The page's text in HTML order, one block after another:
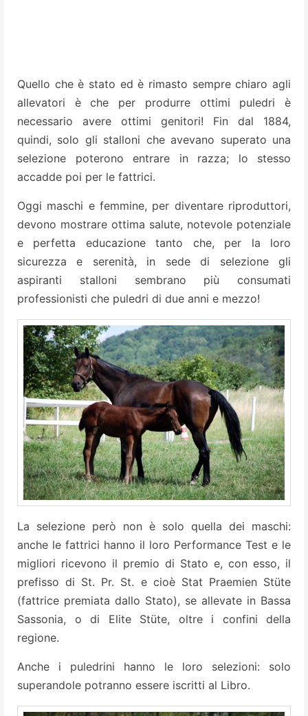
Quello che è stato ed è rimasto sempre chiaro agli
allevatori è che per produrre ottimi puledri è
necessario avere ottimi genitori! Fin dal 1884,
quindi, solo gli stalloni che avevano superato una
selezione poterono entrare in razza; lo stesso
accadde poi per le fattrici.
Oggi maschi e femmine, per diventare riproduttori,
devono mostrare ottima salute, notevole potenziale
e perfetta educazione tanto che, per la loro
sicurezza e serenità, in sede di selezione gli
aspiranti stalloni sembrano più consumati
professionisti che puledri di due anni e mezzo!
La selezione però non è solo quella dei maschi:
anche le fattrici hanno il loro Performance Test e le
migliori ricevono il premio di Stato e, con esso, il
prefisso di St. Pr. St. e cioè Stat Praemien Stüte
(fattrice premiata dallo Stato), se allevate in Bassa
Sassonia, o di Elite Stüte, oltre i confini della
regione.
Anche i puledrini hanno le loro selezioni: solo
superandole potranno essere iscritti al Libro.